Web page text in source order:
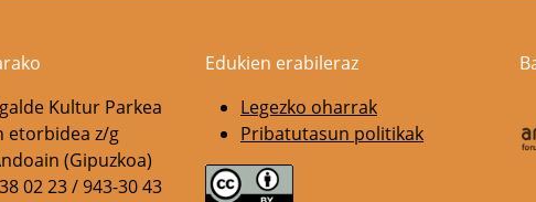
Kultur Parkea
etorbidea z/g
(Gipuzkoa)
02 23 / 943-30 43
Edukien erabileraz
Legezko oharrak
Pribatutasun politikak